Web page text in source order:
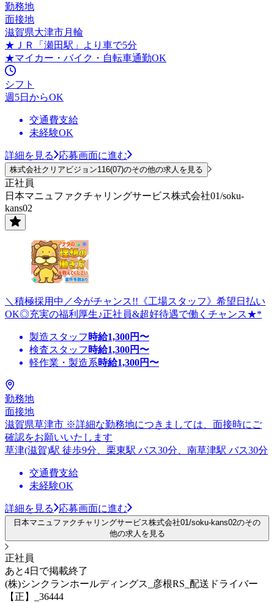
勤務地
面接地
滋賀県大津市月輪
★ＪＲ「瀬田駅」より車で5分
★マイカー・バイク・自転車通勤OK
シフト
週5日からOK
交通費支給
未経験OK
詳細を見る 応募画面に進む
株式会社クリアビジョン116(07)のその他の求人を見る
正社員
日本マニュファクチャリングサービス株式会社01/soku-
kans02
＼積極採用中／今がチャンス!!《工場スタッフ》希望日払い
OK◎充実の福利厚生♪正社員&超好待遇で働くチャンス★*
製造スタッフ 時給1,300円〜
検査スタッフ 時給1,300円〜
軽作業・製造系時給1,300円〜
勤務地
面接地
滋賀県草津市 ※詳細な勤務地につきましては、面接時にご
確認をお願いいたします
草津(滋賀)駅 徒歩9分、栗東駅 バス30分、南草津駅 バス30分
交通費支給
未経験OK
詳細を見る 応募画面に進む
日本マニュファクチャリングサービス株式会社01/soku-kans02のその
他の求人を見る
正社員
あと4日で掲載終了
(株)シンクランホールディングス_彦根RS_配送ドライバー
【正】_36444